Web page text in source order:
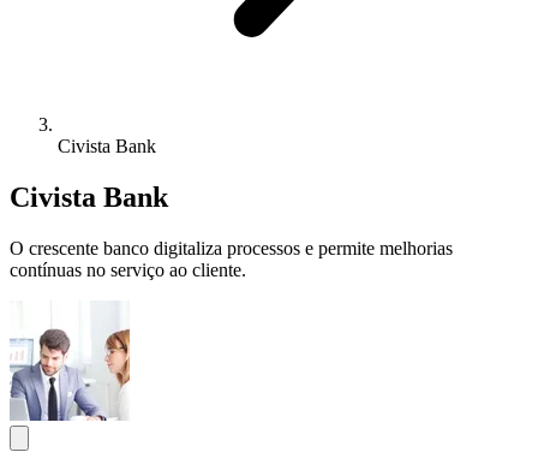
Civista Bank
Civista Bank
O crescente banco digitaliza processos e permite melhorias
contínuas no serviço ao cliente.